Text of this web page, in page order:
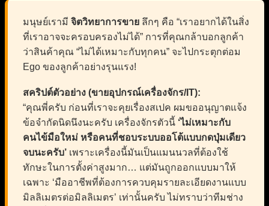
มนุษย์เรามี จิตวิทยาการขาย ลึกๆ คือ “เราอยากได้ในสิ่ง
ที่เราอาจจะครอบครองไม่ได้” การที่คุณกล้าบอกลูกค้า
ว่าสินค้าคุณ “ไม่ได้เหมาะกับทุกคน” จะไปกระตุกต่อม
Ego ของลูกค้าอย่างรุนแรง!
สคริปต์ตัวอย่าง (ขายอุปกรณ์เครื่องจักร/IT):
“คุณพี่ครับ ก่อนที่เราจะคุยเรื่องสเปค ผมขออนุญาตแจ้ง
ข้อจำกัดนิดนึงนะครับ เครื่องจักรตัวนี้ ‘ไม่เหมาะกับ
คนไข้มือใหม่ หรือคนที่ชอบระบบออโต้แบบกดปุ่มเดียว
จบนะครับ’ เพราะเครื่องนี้มันเป็นแมนนวลที่ต้องใช้
ทักษะในการตั้งค่าสูงมาก… แต่มันถูกออกแบบมาให้
เฉพาะ ‘มืออาชีพที่ต้องการควบคุมรายละเอียดงานแบบ
มิลลิเมตรต่อมิลลิเมตร’ เท่านั้นครับ ไม่ทราบว่าทีมช่าง